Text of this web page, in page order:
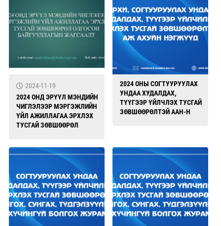
2024-11-19
2024 ОНД ЭРҮҮЛ МЭНДИЙН
ЧИГЛЭЛЭЭР МЭРГЭЖЛИЙН
ҮЙЛ АЖИЛЛАГАА ЭРХЛЭХ
ТУСГАЙ ЗӨВШӨӨРӨЛ
ЖАГСААЛТ
2024 ОНЫ СОГТУУРУУЛАХ
УНДАА ХУДАЛДАХ,
ТҮҮГЭЭР ҮЙЛЧЛЭХ ТУСГАЙ
ЗӨВШӨӨРӨЛТЭЙ ААН-Н